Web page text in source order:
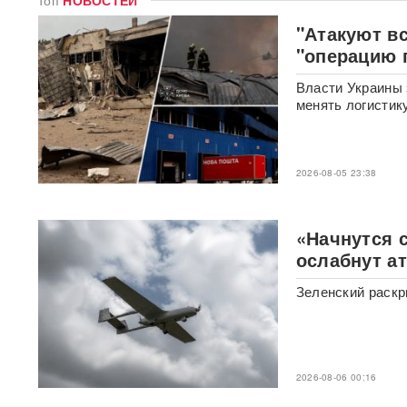
После атаки на Wildberries
ритейлеры меняют правила
доставки: что будет с ценами
«Он может говорить и с
Путиным, и с Зеленским»:
названа новая неожиданная
фигура для переговоров по
Украине
У гольф-клуба Трампа
задержали мужчину с
оружием и записями о Белом
доме
«Глупость и
безответственность»:
генералитет РФ
раскритиковали после
взрыва в московском
ресторане
"Атакуют
"операцию
Власти Украины
менять
2026-08-05 23:38
«Начнутся
ослабнут
Зеленский
2026-08-06 00:16